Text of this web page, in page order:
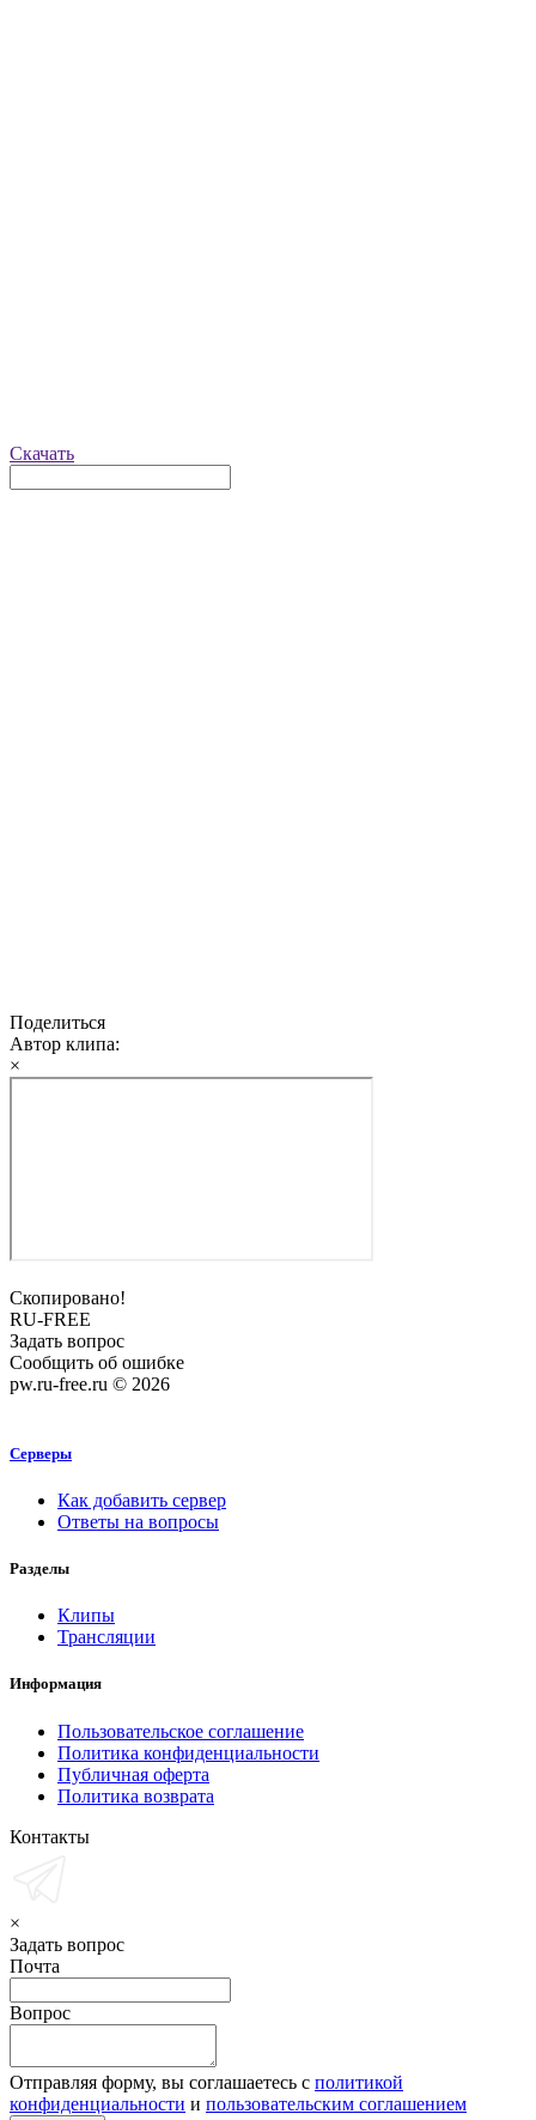
Скачать
Поделиться
Автор клипа:
×
Скопировано!
RU-FREE
Задать вопрос
Сообщить об ошибке
pw.ru-free.ru © 2026
Серверы
Как добавить сервер
Ответы на вопросы
Разделы
Клипы
Трансляции
Информация
Пользовательское соглашение
Политика конфиденциальности
Публичная оферта
Политика возврата
Контакты
×
Задать вопрос
Почта
Вопрос
Отправляя форму, вы соглашаетесь с политикой
конфиденциальности и пользовательским соглашением